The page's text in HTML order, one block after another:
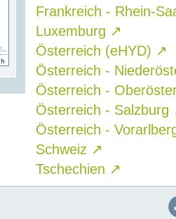
Frankreich - Rhein-
Luxemburg ↗
Österreich (eHYD) ↗
Österreich -
Österreich -
Österreich - Salzburg
Österreich -
Schweiz ↗
Tschechien ↗